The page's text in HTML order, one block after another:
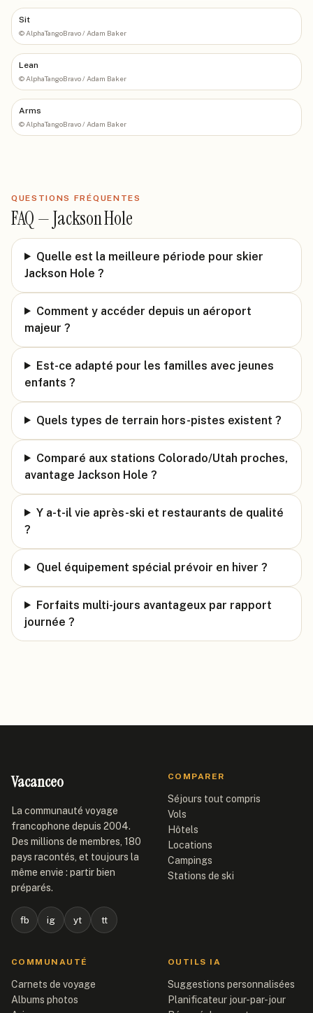
Sit
© AlphaTangoBravo / Adam Baker
Lean
© AlphaTangoBravo / Adam Baker
Arms
© AlphaTangoBravo / Adam Baker
QUESTIONS FRÉQUENTES
FAQ —Jackson Hole
Quelle est la meilleure période pour skier
Jackson Hole ?
Comment y accéder depuis un aéroport
majeur ?
Est-ce adapté pour les familles avec jeunes
enfants ?
Quels types de terrain hors-pistes existent ?
Comparé aux stations Colorado/Utah proches,
avantage Jackson Hole ?
Y a-t-il vie après-ski et restaurants de qualité
?
Quel équipement spécial prévoir en hiver ?
Forfaits multi-jours avantageux par rapport
journée ?
Vacanceo
La communauté voyage
francophone depuis 2004.
Des millions de membres, 180
pays racontés, et toujours la
même envie : partir bien
préparés.
fb ig yt tt
COMPARER
Séjours tout compris
Vols
Hôtels
Locations
Campings
Stations de ski
COMMUNAUTÉ
Carnets de voyage
Albums photos
OUTILS IA
Suggestions personnalisées
Planificateur jour-par-jour